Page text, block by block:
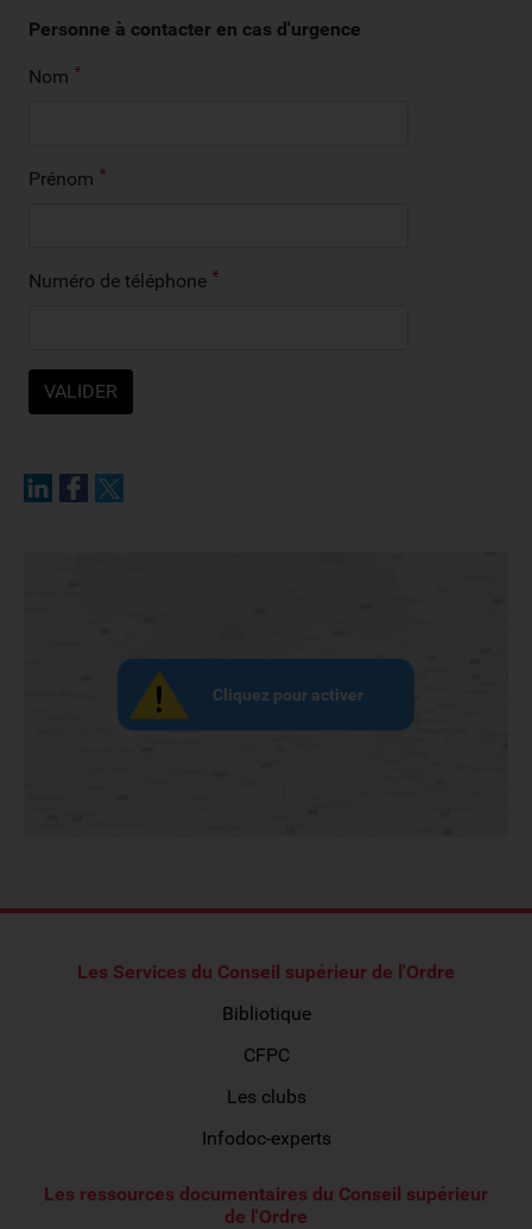
Personne à contacter en cas d'urgence
Nom
Prénom
Numéro de téléphone
Cliquez pour activer
Les Services du Conseil supérieur de l'Ordre
Bibliotique
CFPC
Les clubs
Infodoc-experts
Les ressources documentaires du Conseil supérieur
de l'Ordre